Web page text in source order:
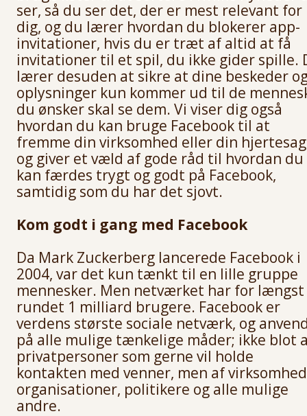
ser, så du ser det, der er mest relevant for
dig, og du lærer hvordan du blokerer app-
invitationer, hvis du er træt af altid at få
invitationer til et spil, du ikke gider spille.
lærer desuden at sikre at dine beskeder
oplysninger kun kommer ud til de
du ønsker skal se dem. Vi viser dig også
hvordan du kan bruge Facebook til at
fremme din virksomhed eller din
og giver et væld af gode råd til hvordan du
kan færdes trygt og godt på Facebook,
samtidig som du har det sjovt.
Kom godt i gang med Facebook
Da Mark Zuckerberg lancerede Facebook i
2004, var det kun tænkt til en lille gruppe
mennesker. Men netværket har for længst
rundet 1 milliard brugere. Facebook er
verdens største sociale netværk, og
på alle mulige tænkelige måder; ikke blot
privatpersoner som gerne vil holde
kontakten med venner, men af
organisationer, politikere og alle mulige
andre.